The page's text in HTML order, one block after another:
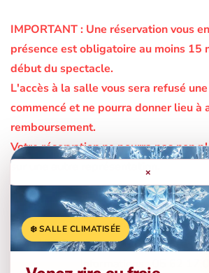
IMPORTANT : Une réservation vous
présence est obligatoire au moins 15
début du spectacle.
L'accès à la salle vous sera refusé
commencé et ne pourra donner lieu à
remboursement.
Votre réservation ne pourra pas non
sur une autre représentation.
La comédie de la
156 Bis, Avenue de Lavaur -
Informations : 05 62 17
×
❄️ SALLE CLIMATISÉE